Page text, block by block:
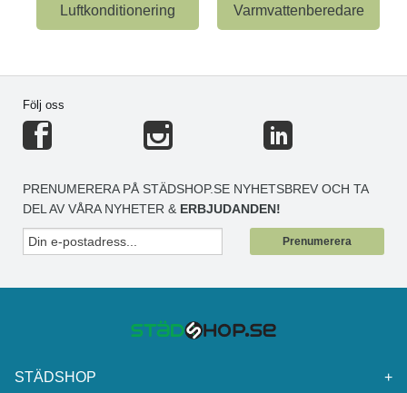
Luftkonditionering Varmvattenberedare
Följ oss
PRENUMERERA PÅ STÄDSHOP.SE NYHETSBREV OCH TA
DEL AV VÅRA NYHETER & ERBJUDANDEN!
Prenumerera
STÄDSHOP +